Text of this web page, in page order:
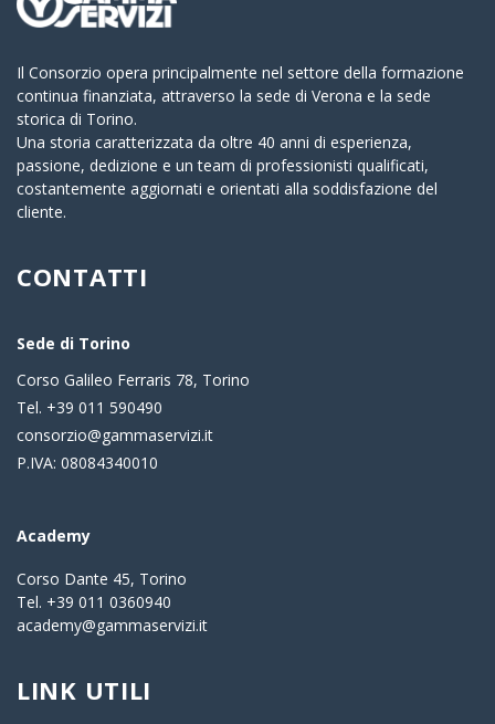
Il Consorzio opera principalmente nel settore della formazione
continua finanziata, attraverso la sede di Verona e la sede
storica di Torino.
Una storia caratterizzata da oltre 40 anni di esperienza,
passione, dedizione e un team di professionisti qualificati,
costantemente aggiornati e orientati alla soddisfazione del
cliente.
CONTATTI
Sede di Torino
Corso Galileo Ferraris 78, Torino
Tel. +39 011 590490
consorzio@gammaservizi.it
P.IVA: 08084340010
Academy
Corso Dante 45, Torino
Tel. +39 011 0360940
academy@gammaservizi.it
LINK UTILI